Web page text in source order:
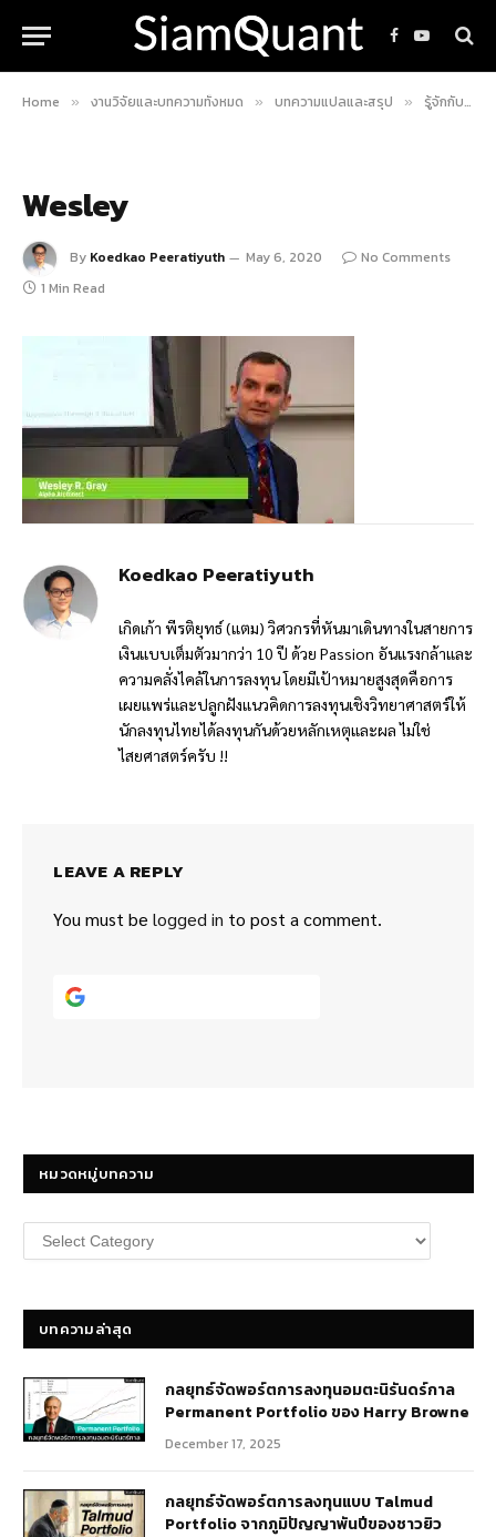
Facebook
YouTube
Home » งานวิจัยและบทความทั้งหมด » บทความแปลและสรุป » รู้จักกับ Behavioral Finance ความลับที่จะทำให้คุณลงทุนได้ดียิ่งขึ้น!
Wesley
By Koedkao Peeratiyuth May 6, 2020
No Comments
1 Min Read
Koedkao Peeratiyuth
เกิดเก้า พีรติยุทธ์ (แตม) วิศวกรที่หันมาเดินทางในสายการ
เงินแบบเต็มตัวมากว่า 10 ปี ด้วย Passion อันแรงกล้าและ
ความคลั่งไคล้ในการลงทุน โดยมีเป้าหมายสูงสุดคือการ
เผยแพร่และปลูกฝังแนวคิดการลงทุนเชิงวิทยาศาสตร์ให้
นักลงทุนไทยได้ลงทุนกันด้วยหลักเหตุและผล ไม่ใช่
ไสยศาสตร์ครับ !!
LEAVE A REPLY
You must be logged in to post a comment.
หมวดหมู่บทความ
หมวด
หมู่
บทความล่าสุด
กลยุทธ์​จัดพอร์ตการลงทุนอมตะนิรันดร์กาล
Permanent Portfolio ของ Harry Browne
December 17, 2025
กลยุทธ์จัดพอร์ตการลงทุนแบบ Talmud
Portfolio จากภูมิปัญญาพันปีของชาวยิว